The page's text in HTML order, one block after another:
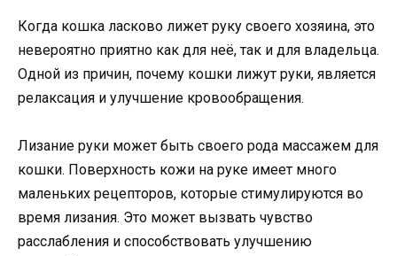
Когда кошка ласково лижет руку своего хозяина, это
невероятно приятно как для неё, так и для владельца.
Одной из причин, почему кошки лижут руки, является
релаксация и улучшение кровообращения.
Лизание руки может быть своего рода массажем для
кошки. Поверхность кожи на руке имеет много
маленьких рецепторов, которые стимулируются во
время лизания. Это может вызвать чувство
расслабления и способствовать улучшению